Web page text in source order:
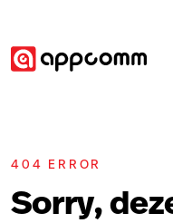
404 ERROR
Sorry,